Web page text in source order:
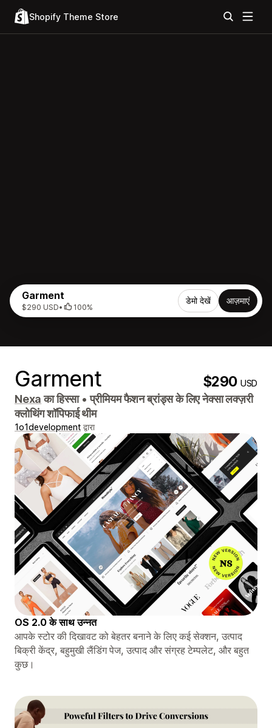
Shopify Theme Store
Garment
$290 USD• 100%
डेमो देखें आज़माएं
Garment $290USD
Nexaका हिस्सा • प्रीमियम फैशन ब्रांड्स के लिए नेक्सा लक्ज़री
क्लोथिंग शॉपिफाई थीम
1o1development द्वारा
OS 2.0 के साथ उन्नत
आपके स्टोर की दिखावट को बेहतर बनाने के लिए कई सेक्शन, उत्पाद
बिक्री केंद्र, बहुमुखी लैंडिंग पेज, उत्पाद और संग्रह टेम्पलेट, और बहुत
कुछ।